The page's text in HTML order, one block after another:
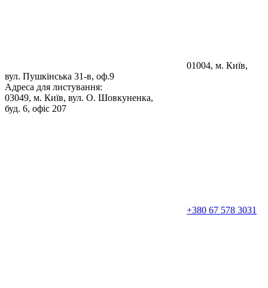
01004, м. Київ,
вул. Пушкінська 31-в, оф.9
Адреса для листування:
03049, м. Київ, вул. О. Шовкуненка,
буд. 6, офіс 207
+380 67 578 3031